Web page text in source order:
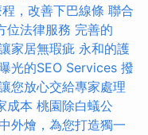
，改善下巴線條 聯合
位法律服務 完善的
家居無瑕疵 永和的護
光的SEO Services 撥
您放心交給專家處理
成本 桃園除白蟻公
外燴，為您打造獨一